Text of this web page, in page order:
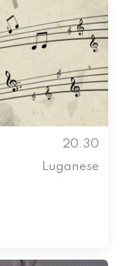
20.30
Luganese